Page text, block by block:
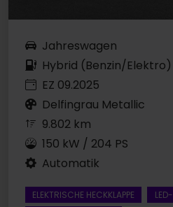
Jahreswagen
Hybrid (Benzin/Elektro)
EZ 09.2025
Delfingrau Metallic
9.802 km
150 kW / 204 PS
Automatik
ELEKTRISCHE HECKKLAPPE